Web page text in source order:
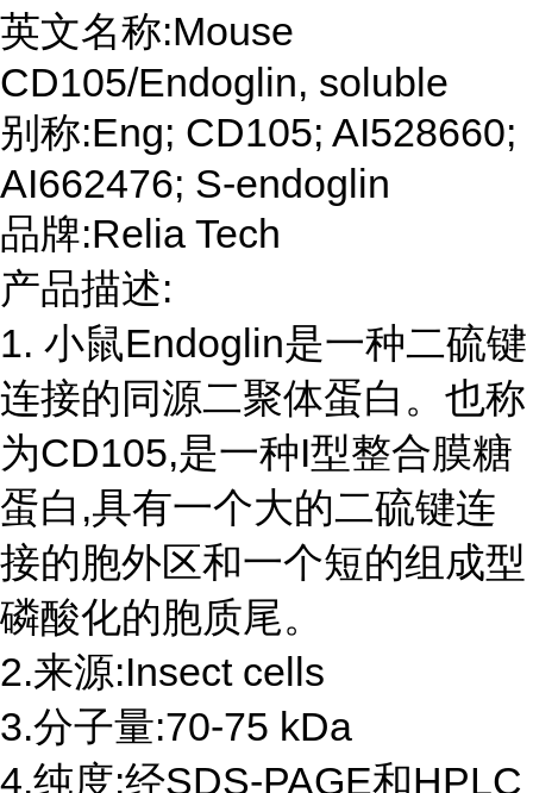
英文名称:Mouse
CD105/Endoglin, soluble
别称:Eng; CD105; AI528660;
AI662476; S-endoglin
品牌:Relia Tech
产品描述:
1. 小鼠Endoglin是一种二硫键
连接的同源二聚体蛋白。也称
为CD105,是一种I型整合膜糖
蛋白,具有一个大的二硫键连
接的胞外区和一个短的组成型
磷酸化的胞质尾。
2.来源:Insect cells
3.分子量:70-75 kDa
4.纯度:经SDS-PAGE和HPLC